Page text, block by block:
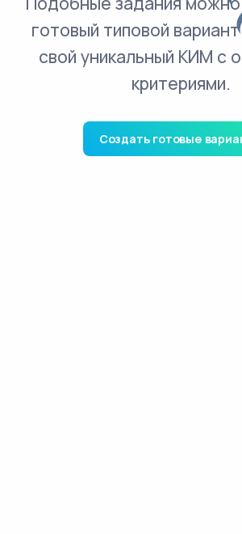
готовый типовой
свой уникальный КИМ с
критериями.
Создать готовые